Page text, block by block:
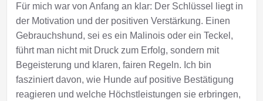
Für mich war von Anfang an klar: Der Schlüssel liegt in
der Motivation und der positiven Verstärkung. Einen
Gebrauchshund, sei es ein Malinois oder ein Teckel,
führt man nicht mit Druck zum Erfolg, sondern mit
Begeisterung und klaren, fairen Regeln. Ich bin
fasziniert davon, wie Hunde auf positive Bestätigung
reagieren und welche Höchstleistungen sie erbringen,